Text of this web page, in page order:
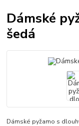
Dámské
šedá
Dámské pyžamo s